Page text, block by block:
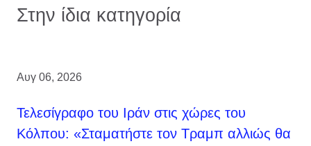
Στην ίδια κατηγορία
Αυγ 06, 2026
Τελεσίγραφο του Ιράν στις χώρες του
Κόλπου: «Σταματήστε τον Τραμπ αλλιώς θα